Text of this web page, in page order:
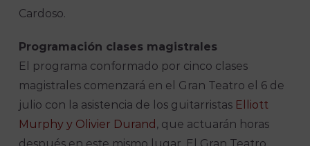
Cardoso.
Programación clases magistrales
El programa conformado por cinco clases
magistrales comenzará en el Gran Teatro el 6 de
julio con la asistencia de los guitarristas Elliott
Murphy y Olivier Durand , que actuarán horas